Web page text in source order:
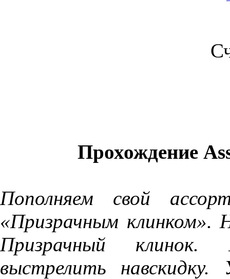
Прохождение
Пополняем свой
«Призрачным
Призрачный
выстрелить